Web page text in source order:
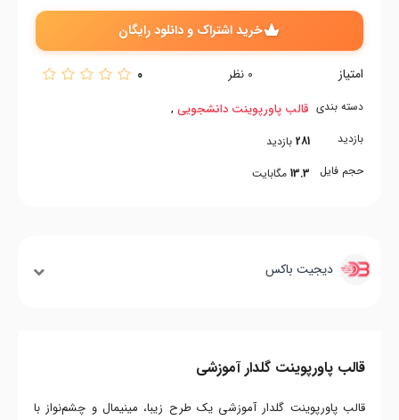
خرید اشتراک و دانلود رایگان
امتیاز 0 نظر 0
دسته بندی
بازدید
حجم فایل
قالب پاورپوینت دانشجویی ,
281 بازدید
13.3 مگابایت
دیجیت باکس
قالب پاورپوینت گلدار آموزشی
قالب پاورپوینت گلدار آموزشی یک طرح زیبا، مینیمال و چشم‌نواز با